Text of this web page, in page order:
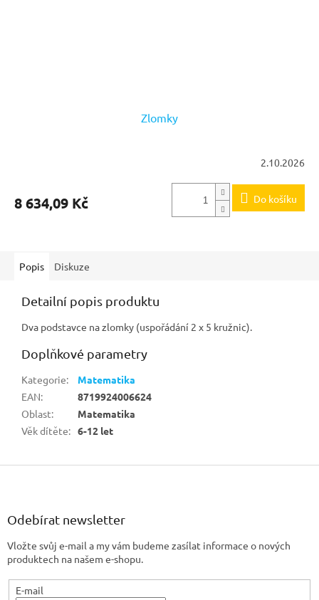
Zlomky
2.10.2026
8 634,09 Kč Do košíku
Popis Diskuze
Detailní popis produktu
Dva podstavce na zlomky (uspořádání 2 x 5 kružnic).
Doplňkové parametry
Kategorie:
Matematika
EAN:
8719924006624
Oblast:
Matematika
Věk dítěte: 6-12 let
Z
Odebírat newsletter
Vložte svůj e-mail a my vám budeme zasílat informace o nových
produktech na našem e-shopu.
E-mail